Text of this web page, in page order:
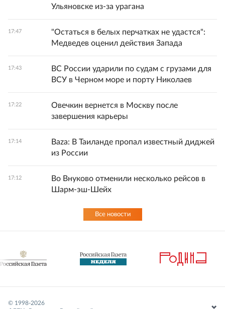
Ульяновске из-за урагана
17:47
"Остаться в белых перчатках не удастся":
Медведев оценил действия Запада
17:43
ВС России ударили по судам с грузами для
ВСУ в Черном море и порту Николаев
17:22
Овечкин вернется в Москву после
завершения карьеры
17:14
Baza: В Таиланде пропал известный диджей
из России
17:12
Во Внуково отменили несколько рейсов в
Шарм-эш-Шейх
Все новости
© 1998-2026